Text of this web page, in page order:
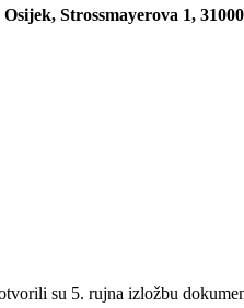
Strossmayerova 1,
su 5. rujna izložbu